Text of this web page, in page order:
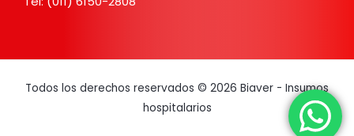
Todos los derechos reservados © 2026 Biaver - Insumos
hospitalarios